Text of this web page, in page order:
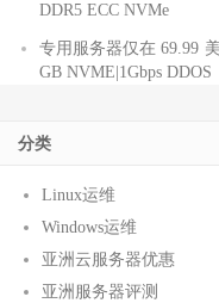
DDR5 ECC NVMe
专用服务器仅在 69.99
GB NVME|1Gbps DDOS
分类
Linux运维
Windows运维
亚洲云服务器优惠
亚洲服务器评测